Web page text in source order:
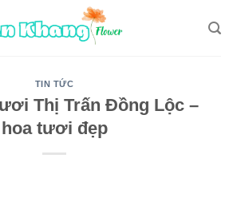
TIN TỨC
Thị Trấn Đồng Lộc –
hoa tươi đẹp